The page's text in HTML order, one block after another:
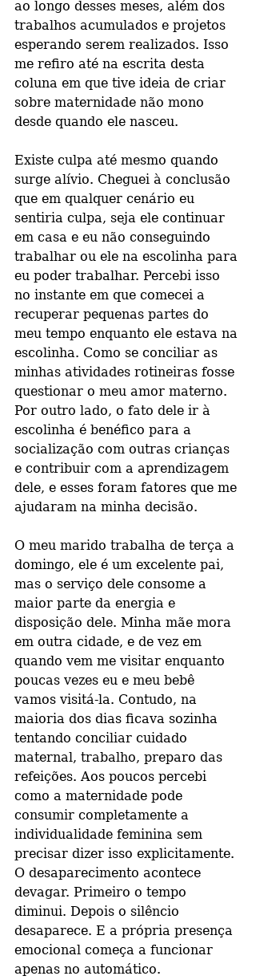
ao longo desses meses, além dos
trabalhos acumulados e projetos
esperando serem realizados. Isso
me refiro até na escrita desta
coluna em que tive ideia de criar
sobre maternidade não mono
desde quando ele nasceu.
Existe culpa até mesmo quando
surge alívio. Cheguei à conclusão
que em qualquer cenário eu
sentiria culpa, seja ele continuar
em casa e eu não conseguindo
trabalhar ou ele na escolinha para
eu poder trabalhar. Percebi isso
no instante em que comecei a
recuperar pequenas partes do
meu tempo enquanto ele estava na
escolinha. Como se conciliar as
minhas atividades rotineiras fosse
questionar o meu amor materno.
Por outro lado, o fato dele ir à
escolinha é benéfico para a
socialização com outras crianças
e contribuir com a aprendizagem
dele, e esses foram fatores que me
ajudaram na minha decisão.
O meu marido trabalha de terça a
domingo, ele é um excelente pai,
mas o serviço dele consome a
maior parte da energia e
disposição dele. Minha mãe mora
em outra cidade, e de vez em
quando vem me visitar enquanto
poucas vezes eu e meu bebê
vamos visitá-la. Contudo, na
maioria dos dias ficava sozinha
tentando conciliar cuidado
maternal, trabalho, preparo das
refeições. Aos poucos percebi
como a maternidade pode
consumir completamente a
individualidade feminina sem
precisar dizer isso explicitamente.
O desaparecimento acontece
devagar. Primeiro o tempo
diminui. Depois o silêncio
desaparece. E a própria presença
emocional começa a funcionar
apenas no automático.